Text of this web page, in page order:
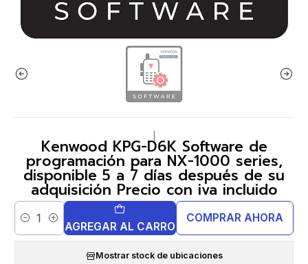
Kenwood KPG-D6K Software de
programación para NX-1000 series,
disponible 5 a 7 días después de su
adquisición Precio con iva incluido
Cantidad AGREGAR AL CARRO
COMPRAR AHORA
Mostrar stock de ubicaciones